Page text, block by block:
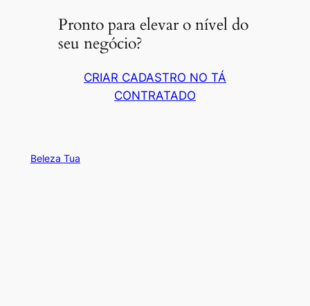
Pronto para elevar o nível do
seu negócio?
CRIAR CADASTRO NO TÁ
CONTRATADO
Beleza Tua